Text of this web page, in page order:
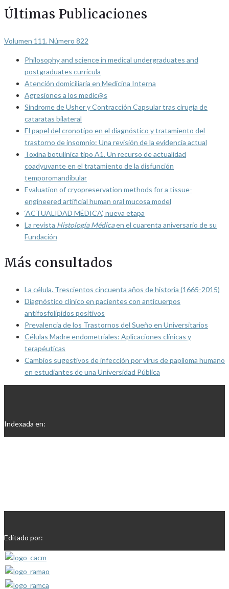
Últimas Publicaciones
Volumen 111. Número 822
Philosophy and science in medical undergraduates and
postgraduates curricula
Atención domiciliaria en Medicina Interna
Agresiones a los medic@s
Síndrome de Usher y Contracción Capsular tras cirugía de
cataratas bilateral
El papel del cronotipo en el diagnóstico y tratamiento del
trastorno de insomnio: Una revisión de la evidencia actual
Toxina botulínica tipo A1. Un recurso de actualidad
coadyuvante en el tratamiento de la disfunción
temporomandibular
Evaluation of cryopreservation methods for a tissue-
engineered artificial human oral mucosa model
‘ACTUALIDAD MÉDICA’, nueva etapa
La revista Histología Médicaen el cuarenta aniversario de su
Fundación
Más consultados
La célula. Trescientos cincuenta años de historia (1665-2015)
Diagnóstico clínico en pacientes con anticuerpos
antifosfolípidos positivos
Prevalencia de los Trastornos del Sueño en Universitarios
Células Madre endometriales: Aplicaciones clínicas y
terapéuticas
Cambios sugestivos de infección por virus de papiloma humano
en estudiantes de una Universidad Pública
Indexada en:
Editado por: